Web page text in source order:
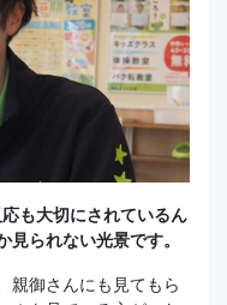
も大切にされているん
られない光景です。
親御さんにも見てもら